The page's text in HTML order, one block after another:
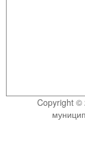
Copyright ©